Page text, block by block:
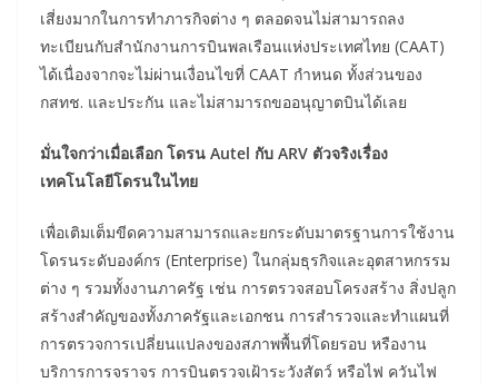
เสี่ยงมากในการทำภารกิจต่าง ๆ ตลอดจนไม่สามารถลง
ทะเบียนกับสำนักงานการบินพลเรือนแห่งประเทศไทย (CAAT)
ได้เนื่องจากจะไม่ผ่านเงื่อนไขที่ CAAT กำหนด ทั้งส่วนของ
กสทช. และประกัน และไม่สามารถขออนุญาตบินได้เลย
มั่นใจกว่าเมื่อเลือก โดรน Autel กับ ARV ตัวจริงเรื่อง
เทคโนโลยีโดรนในไทย
เพื่อเติมเต็มขีดความสามารถและยกระดับมาตรฐานการใช้งาน
โดรนระดับองค์กร (Enterprise) ในกลุ่มธุรกิจและอุตสาหกรรม
ต่าง ๆ รวมทั้งงานภาครัฐ เช่น การตรวจสอบโครงสร้าง สิ่งปลูก
สร้างสำคัญของทั้งภาครัฐและเอกชน การสำรวจและทำแผนที่
การตรวจการเปลี่ยนแปลงของสภาพพื้นที่โดยรอบ หรืองาน
บริการการจราจร การบินตรวจเฝ้าระวังสัตว์ หรือไฟ ควันไฟ